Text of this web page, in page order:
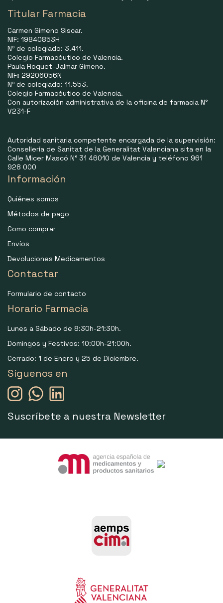
Titular Farmacia
Carmen Gimeno Siscar.
NIF: 19840853H
Nº de colegiado: 3.411.
Colegio Farmacéutico de Valencia.
Paula Roquet-Jalmar Gimeno.
NIF: 29206056N
Nº de colegiado: 11.553.
Colegio Farmacéutico de Valencia.
Con autorización administrativa de la oficina de farmacia N°
V231-F
Autoridad sanitaria competente encargada de la supervisión:
Consellería de Sanitat de la Generalitat Valenciana sita en la
Calle Micer Mascó N° 31 46010 de Valencia y teléfono 961
928 000
Información
Quiénes somos
Métodos de pago
Como comprar
Envíos
Devoluciones Medicamentos
Contactar
Formulario de contacto
Horario Farmacia
Lunes a Sábado de 8:30h-21:30h.
Domingos y Festivos: 10:00h-21:00h.
Cerrado: 1 de Enero y 25 de Diciembre.
Síguenos en
Suscríbete a nuestra Newsletter